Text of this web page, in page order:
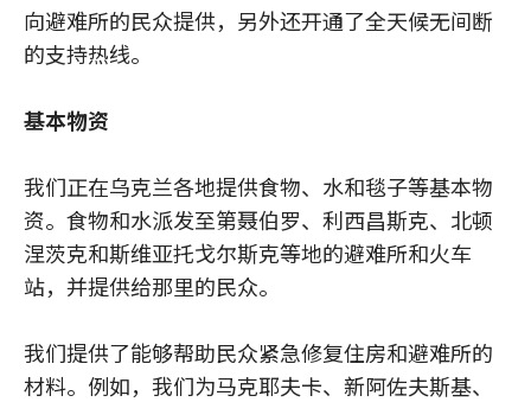
向避难所的民众提供，另外还开通了全天候无间断
的支持热线。
基本物资
我们正在乌克兰各地提供食物、水和毯子等基本物
资。食物和水派发至第聂伯罗、利西昌斯克、北顿
涅茨克和斯维亚托戈尔斯克等地的避难所和火车
站，并提供给那里的民众。
我们提供了能够帮助民众紧急修复住房和避难所的
材料。例如，我们为马克耶夫卡、新阿佐夫斯基、